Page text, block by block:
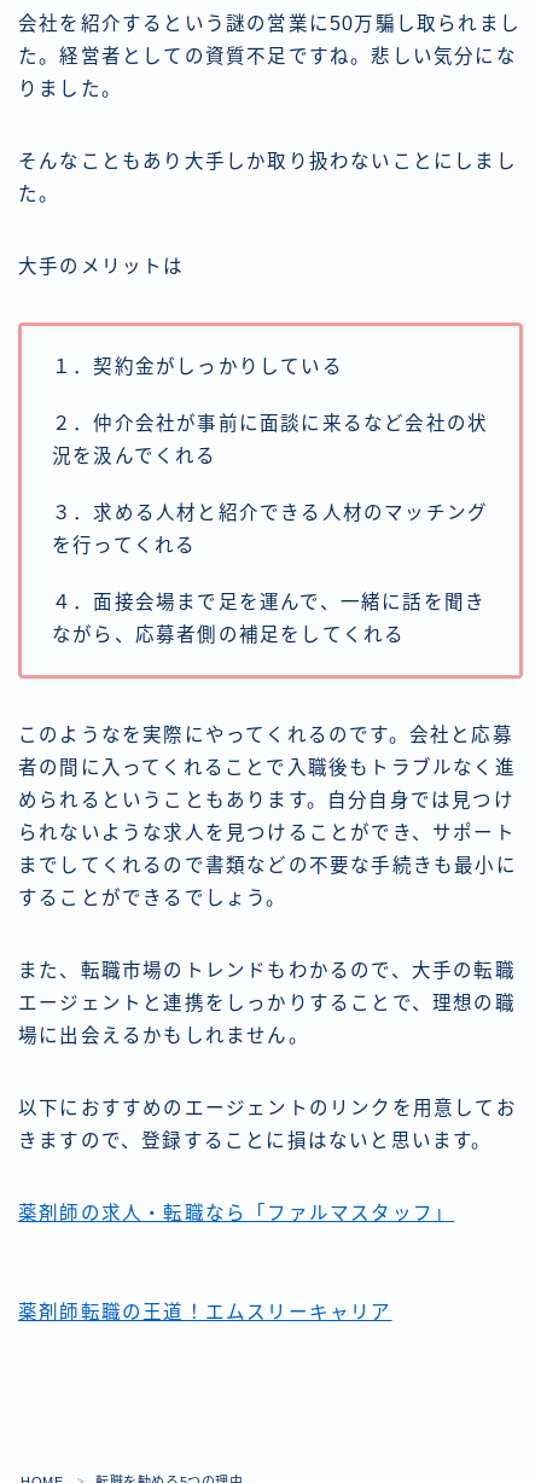
会社を紹介するという謎の営業に50万騙し取られまし
た。経営者としての資質不足ですね。悲しい気分にな
りました。
そんなこともあり大手しか取り扱わないことにしまし
た。
大手のメリットは
１．契約金がしっかりしている
２．仲介会社が事前に面談に来るなど会社の状
況を汲んでくれる
３．求める人材と紹介できる人材のマッチング
を行ってくれる
４．面接会場まで足を運んで、一緒に話を聞き
ながら、応募者側の補足をしてくれる
このようなを実際にやってくれるのです。会社と応募
者の間に入ってくれることで入職後もトラブルなく進
められるということもあります。自分自身では見つけ
られないような求人を見つけることができ、サポート
までしてくれるので書類などの不要な手続きも最小に
することができるでしょう。
また、転職市場のトレンドもわかるので、大手の転職
エージェントと連携をしっかりすることで、理想の職
場に出会えるかもしれません。
以下におすすめのエージェントのリンクを用意してお
きますので、登録することに損はないと思います。
薬剤師の求人・転職なら「ファルマスタッフ」
薬剤師転職の王道！エムスリーキャリア